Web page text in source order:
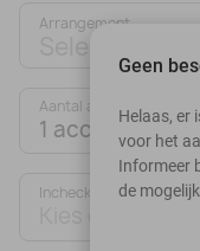
Arrangement
Selecteer
Aantal accommodaties:
1
Inchecken
Geen
Helaas, er
voor het
Informeer
de